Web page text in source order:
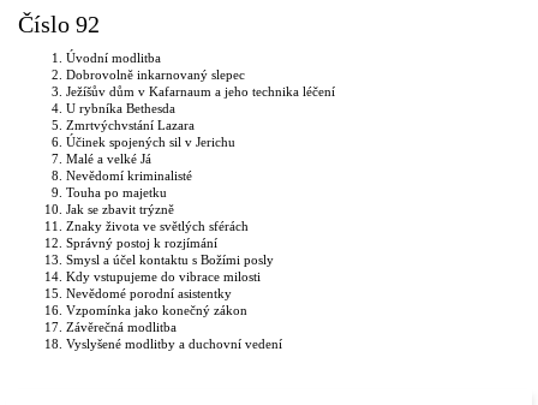
Číslo 92
Úvodní modlitba
Dobrovolně inkarnovaný slepec
Ježíšův dům v Kafarnaum a jeho technika léčení
U rybníka Bethesda
Zmrtvýchvstání Lazara
Účinek spojených sil v Jerichu
Malé a velké Já
Nevědomí kriminalisté
Touha po majetku
Jak se zbavit trýzně
Znaky života ve světlých sférách
Správný postoj k rozjímání
Smysl a účel kontaktu s Božími posly
Kdy vstupujeme do vibrace milosti
Nevědomé porodní asistentky
Vzpomínka jako konečný zákon
Závěrečná modlitba
Vyslyšené modlitby a duchovní vedení